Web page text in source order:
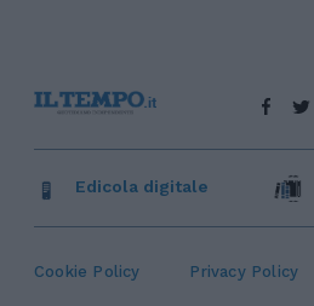
Cookie Policy Privacy Policy
Edicola digitale